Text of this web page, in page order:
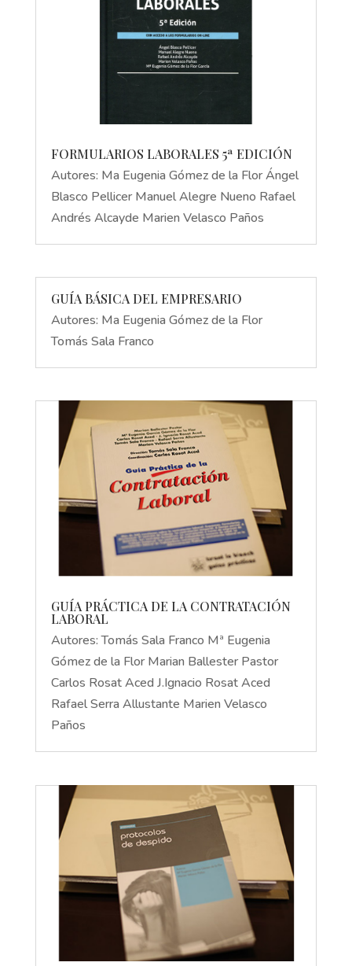
FORMULARIOS LABORALES 5ª EDICIÓN
Autores: Ma Eugenia Gómez de la Flor Ángel
Blasco Pellicer Manuel Alegre Nueno Rafael
Andrés Alcayde Marien Velasco Paños
GUÍA BÁSICA DEL EMPRESARIO
Autores: Ma Eugenia Gómez de la Flor
Tomás Sala Franco
GUÍA PRÁCTICA DE LA CONTRATACIÓN
LABORAL
Autores: Tomás Sala Franco Mª Eugenia
Gómez de la Flor Marian Ballester Pastor
Carlos Rosat Aced J.Ignacio Rosat Aced
Rafael Serra Allustante Marien Velasco
Paños